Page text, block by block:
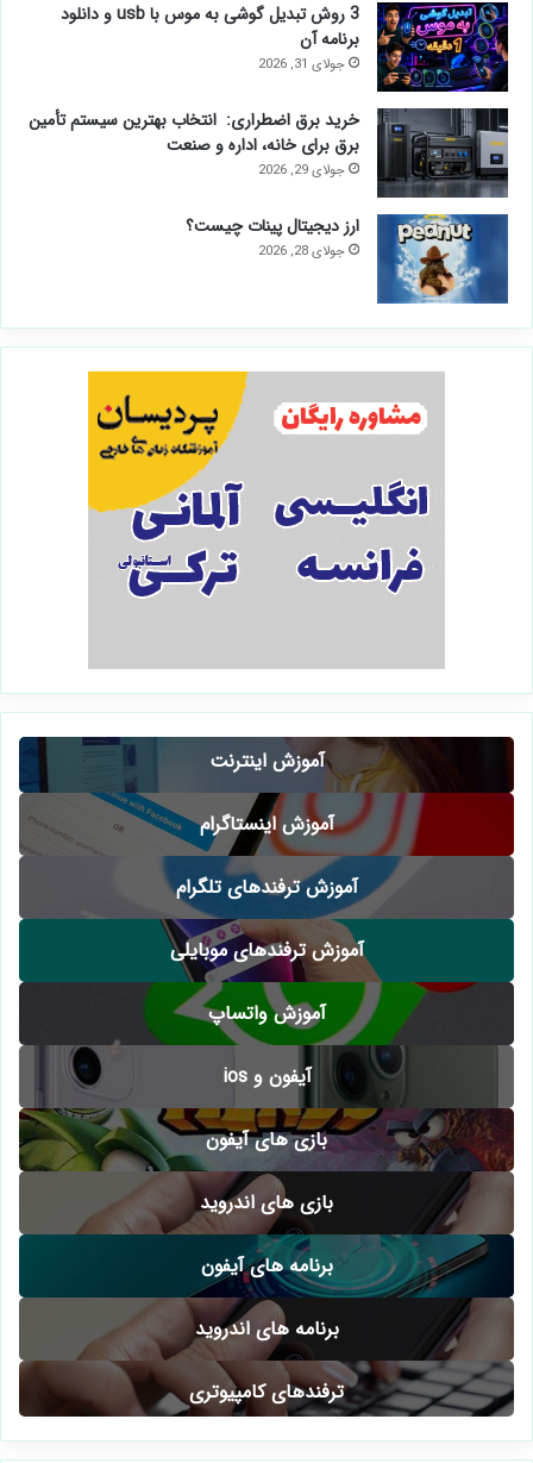
3 روش تبدیل گوشی به موس با usb و دانلود
برنامه آن
جولای 31, 2026
خرید برق اضطراری: انتخاب بهترین سیستم تأمین
برق برای خانه، اداره و صنعت
جولای 29, 2026
ارز دیجیتال پینات چیست؟
جولای 28, 2026
آموزش اینترنت
آموزش اینستاگرام
آموزش ترفندهای تلگرام
آموزش ترفندهای موبایلی
آموزش واتساپ
آیفون و ios
بازی های آیفون
بازی های اندروید
برنامه های آیفون
برنامه های اندروید
ترفندهای کامپیوتری